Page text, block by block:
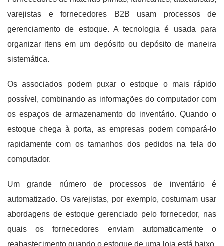
varejistas e fornecedores B2B usam processos de
gerenciamento de estoque. A tecnologia é usada para
organizar itens em um depósito ou depósito de maneira
sistemática.
Os associados podem puxar o estoque o mais rápido
possível, combinando as informações do computador com
os espaços de armazenamento do inventário. Quando o
estoque chega à porta, as empresas podem compará-lo
rapidamente com os tamanhos dos pedidos na tela do
computador.
Um grande número de processos de inventário é
automatizado. Os varejistas, por exemplo, costumam usar
abordagens de estoque gerenciado pelo fornecedor, nas
quais os fornecedores enviam automaticamente o
reabastecimento quando o estoque de uma loja está baixo.